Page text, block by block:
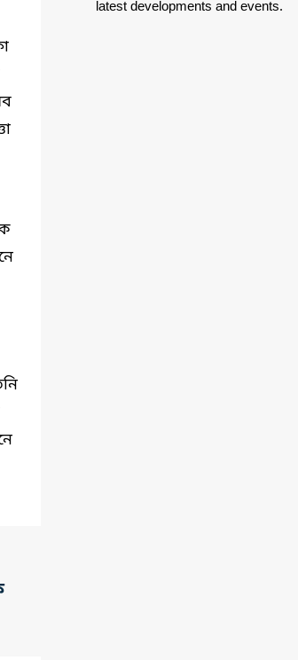
latest developments and events.